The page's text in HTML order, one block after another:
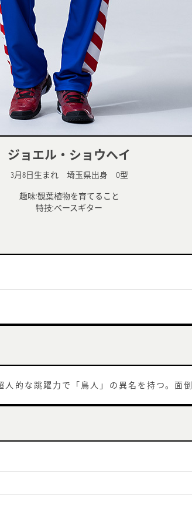
ジョエル・ショウヘイ
3月8日生まれ 埼玉県出身 O型
趣味:観葉植物を育てること
特技:ベースギター
的な跳躍力で「鳥人」の異名を持つ。面